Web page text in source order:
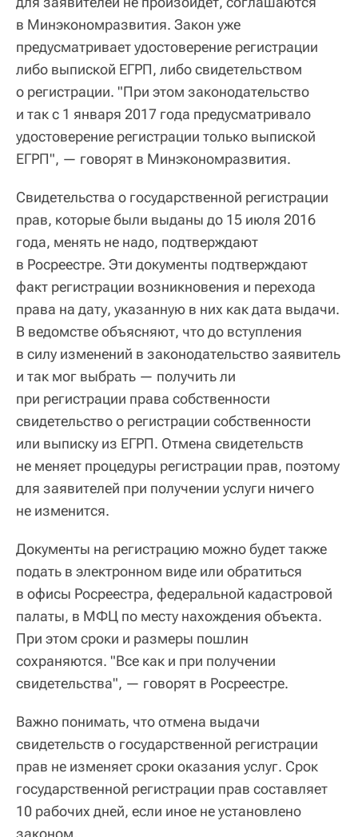
в Минэкономразвития. Закон уже
предусматривает удостоверение регистрации
либо выпиской ЕГРП, либо свидетельством
о регистрации. "При этом законодательство
и так с 1 января 2017 года предусматривало
удостоверение регистрации только выпиской
ЕГРП", — говорят в Минэкономразвития.
Свидетельства о государственной регистрации
прав, которые были выданы до 15 июля 2016
года, менять не надо, подтверждают
в Росреестре. Эти документы подтверждают
факт регистрации возникновения и перехода
права на дату, указанную в них как дата выдачи.
В ведомстве объясняют, что до вступления
в силу изменений в законодательство заявитель
и так мог выбрать — получить ли
при регистрации права собственности
свидетельство о регистрации собственности
или выписку из ЕГРП. Отмена свидетельств
не меняет процедуры регистрации прав, поэтому
для заявителей при получении услуги ничего
не изменится.
Документы на регистрацию можно будет также
подать в электронном виде или обратиться
в офисы Росреестра, федеральной кадастровой
палаты, в МФЦ по месту нахождения объекта.
При этом сроки и размеры пошлин
сохраняются. "Все как и при получении
свидетельства", — говорят в Росреестре.
Важно понимать, что отмена выдачи
свидетельств о государственной регистрации
прав не изменяет сроки оказания услуг. Срок
государственной регистрации прав составляет
10 рабочих дней, если иное не установлено
законом.